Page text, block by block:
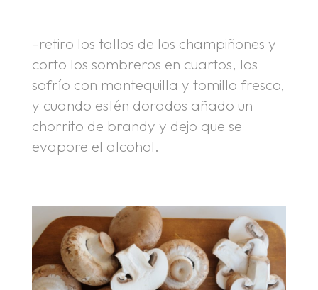
-retiro los tallos de los champiñones y
corto los sombreros en cuartos, los
sofrío con mantequilla y tomillo fresco,
y cuando estén dorados añado un
chorrito de brandy y dejo que se
evapore el alcohol.